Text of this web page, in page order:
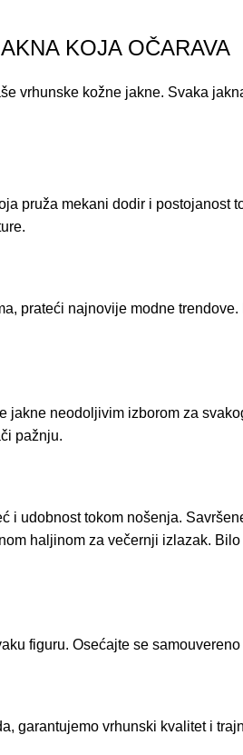
KOJA OČARAVA
vrhunske kožne jakne. Svaka
pruža mekani dodir i
prateći najnovije modne
jakne neodoljivim izborom za
pažnju.
i udobnost tokom nošenja.
haljinom za večernji izlazak.
figuru. Osećajte se
garantujemo vrhunski kvalitet i